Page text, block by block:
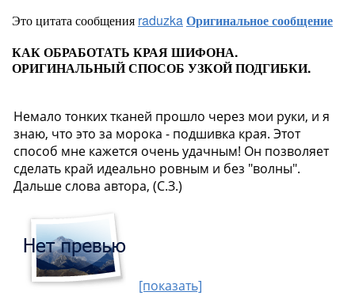
Это цитата сообщения raduzkaОригинальное сообщение
КАК ОБРАБОТАТЬ КРАЯ ШИФОНА.
ОРИГИНАЛЬНЫЙ СПОСОБ УЗКОЙ ПОДГИБКИ.
Немало тонких тканей прошло через мои руки, и я
знаю, что это за морока - подшивка края. Этот
способ мне кажется очень удачным! Он позволяет
сделать край идеально ровным и без "волны".
Дальше слова автора, (С.З.)
[показать]